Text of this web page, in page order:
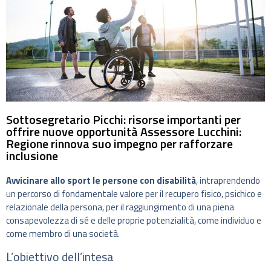
Sottosegretario Picchi: risorse importanti per
offrire nuove opportunità Assessore Lucchini:
Regione rinnova suo impegno per rafforzare
inclusione
Avvicinare allo sport le persone con disabilità, intraprendendo
un percorso di fondamentale valore per il recupero fisico, psichico e
relazionale della persona, per il raggiungimento di una piena
consapevolezza di sé e delle proprie potenzialità, come individuo e
come membro di una società.
L’obiettivo dell’intesa